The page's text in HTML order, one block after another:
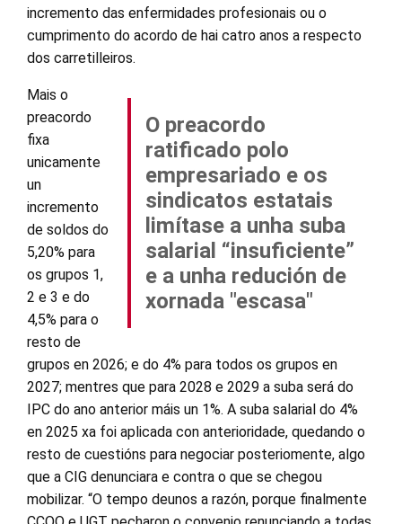
incremento das enfermidades profesionais ou o
cumprimento do acordo de hai catro anos a respecto
dos carretilleiros.
O preacordo
ratificado polo
empresariado e os
sindicatos estatais
limítase a unha suba
salarial “insuficiente”
e a unha redución de
xornada "escasa"
Mais o
preacordo
fixa
unicamente
un
incremento
de soldos do
5,20% para
os grupos 1,
2 e 3 e do
4,5% para o
resto de
grupos en 2026; e do 4% para todos os grupos en
2027; mentres que para 2028 e 2029 a suba será do
IPC do ano anterior máis un 1%. A suba salarial do 4%
en 2025 xa foi aplicada con anterioridade, quedando o
resto de cuestións para negociar posteriomente, algo
que a CIG denunciara e contra o que se chegou
mobilizar. “O tempo deunos a razón, porque finalmente